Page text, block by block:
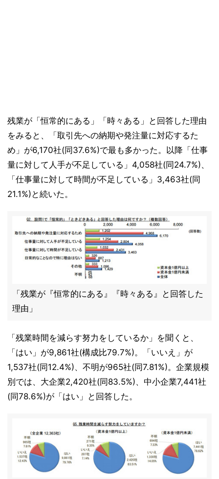
残業が「恒常的にある」「時々ある」と回答した理由
をみると、「取引先への納期や発注量に対応するた
め」が6,170社(同37.6%)で最も多かった。以降「仕事
量に対して人手が不足している」4,058社(同24.7%)、
「仕事量に対して時間が不足している」3,463社(同
21.1%)と続いた。
「残業が『恒常的にある』『時々ある』と回答した
理由」
「残業時間を減らす努力をしているか」を聞くと、
「はい」が9,861社(構成比79.7%)。「いいえ」が
1,537社(同12.4%)、不明が965社(同7.81%)。企業規模
別では、大企業2,420社(同83.5%)、中小企業7,441社
(同78.6%)が「はい」と回答した。